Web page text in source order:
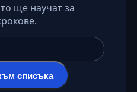
ще научат за
списъка